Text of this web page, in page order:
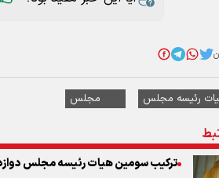
ترکیب سومین هیات رئیسه مجلس
دشمن به دنبال افزایش فشار اقتصادی